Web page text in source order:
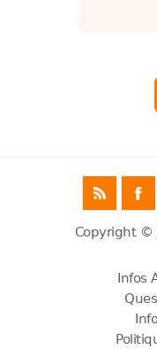
Copyright ©
Infos